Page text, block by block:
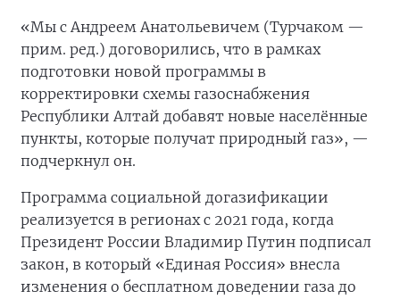
«Мы с Андреем Анатольевичем (Турчаком —
прим. ред.) договорились, что в рамках
подготовки новой программы в
корректировки схемы газоснабжения
Республики Алтай добавят новые населённые
пункты, которые получат природный газ», —
подчеркнул он.
Программа социальной догазификации
реализуется в регионах с 2021 года, когда
Президент России Владимир Путин подписал
закон, в который «Единая Россия» внесла
изменения о бесплатном доведении газа до